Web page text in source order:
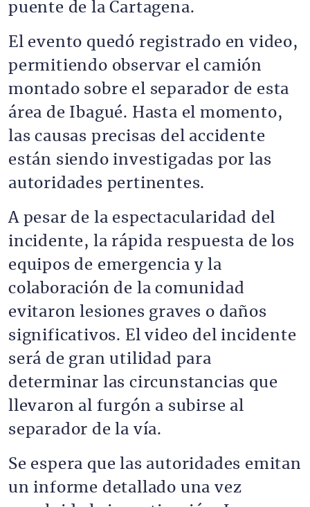
puente de la Cartagena.
El evento quedó registrado en video,
permitiendo observar el camión
montado sobre el separador de esta
área de Ibagué. Hasta el momento,
las causas precisas del accidente
están siendo investigadas por las
autoridades pertinentes.
A pesar de la espectacularidad del
incidente, la rápida respuesta de los
equipos de emergencia y la
colaboración de la comunidad
evitaron lesiones graves o daños
significativos. El video del incidente
será de gran utilidad para
determinar las circunstancias que
llevaron al furgón a subirse al
separador de la vía.
Se espera que las autoridades emitan
un informe detallado una vez